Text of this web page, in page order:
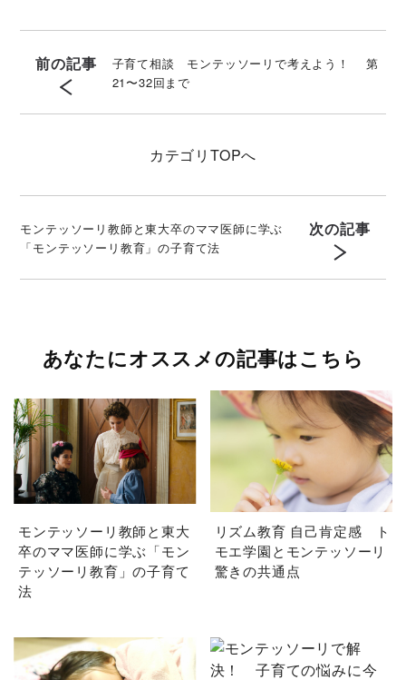
前の記事
子育て相談 モンテッソーリで考えよう！ 第
21〜32回まで
カテゴリ TOPへ
モンテッソーリ教師と東大卒のママ医師に学ぶ
「モンテッソーリ教育」の子育て法
次の記事
あなたにオススメの記事はこちら
モンテッソーリ教師と東大
卒のママ医師に学ぶ「モン
テッソーリ教育」の子育て
法
リズム教育 自己肯定感 ト
モエ学園とモンテッソーリ
驚きの共通点